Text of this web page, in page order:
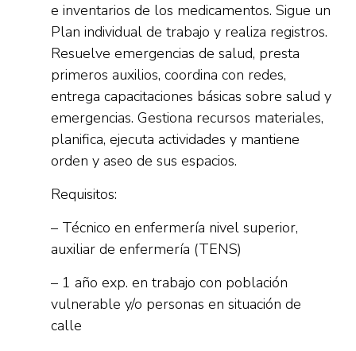
e inventarios de los medicamentos. Sigue un
Plan individual de trabajo y realiza registros.
Resuelve emergencias de salud, presta
primeros auxilios, coordina con redes,
entrega capacitaciones básicas sobre salud y
emergencias. Gestiona recursos materiales,
planifica, ejecuta actividades y mantiene
orden y aseo de sus espacios.
Requisitos:
– Técnico en enfermería nivel superior,
auxiliar de enfermería (TENS)
– 1 año exp. en trabajo con población
vulnerable y/o personas en situación de
calle